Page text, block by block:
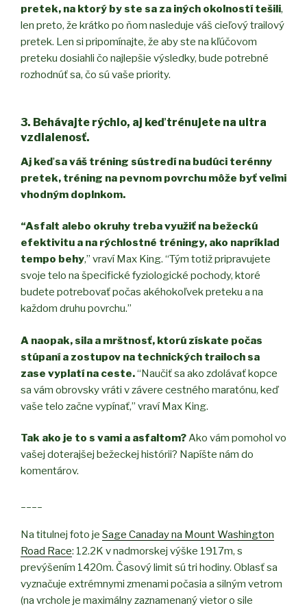
pretek, na ktorý by ste sa za iných okolností tešili,
len preto, že krátko po ňom nasleduje váš cieľový trailový
pretek. Len si pripomínajte, že aby ste na kľúčovom
preteku dosiahli čo najlepšie výsledky, bude potrebné
rozhodnúť sa, čo sú vaše priority.
3. Behávajte rýchlo, aj keď trénujete na ultra
vzdialenosť.
Aj keď sa váš tréning sústredí na budúci terénny
pretek, tréning na pevnom povrchu môže byť veľmi
vhodným doplnkom.
“Asfalt alebo okruhy treba využiť na bežeckú
efektivitu a na rýchlostné tréningy, ako napríklad
tempo behy,” vraví Max King. “Tým totiž pripravujete
svoje telo na špecifické fyziologické pochody, ktoré
budete potrebovať počas akéhokoľvek preteku a na
každom druhu povrchu.”
A naopak, sila a mrštnosť, ktorú získate počas
stúpaní a zostupov na technických trailoch sa
zase vyplatí na ceste.“Naučiť sa ako zdolávať kopce
sa vám obrovsky vráti v závere cestného maratónu, keď
vaše telo začne vypínať,” vraví Max King.
Tak ako je to s vami a asfaltom?Ako vám pomohol vo
vašej doterajšej bežeckej histórii? Napíšte nám do
komentárov.
Na titulnej foto je Sage Canaday na Mount Washington
Road Race: 12.2K v nadmorskej výške 1917m, s
prevýšením 1420m. Časový limit sú tri hodiny. Oblasť sa
vyznačuje extrémnymi zmenami počasia a silným vetrom
(na vrchole je maximálny zaznamenaný vietor o sile